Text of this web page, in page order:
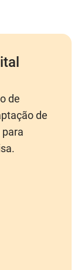
de
de